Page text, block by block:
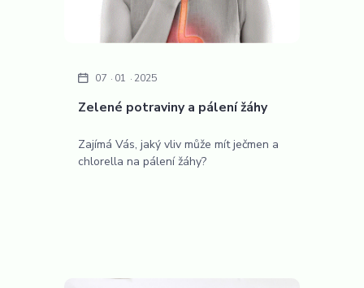
Zelené potraviny a pálení žáhy
07 01 2025
Zajímá Vás, jaký vliv může mít ječmen a
chlorella na pálení žáhy?